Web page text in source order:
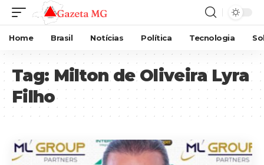
Home Brasil Notícias Política Tecnologia
Tag: Milton de Oliveira Lyra
Filho